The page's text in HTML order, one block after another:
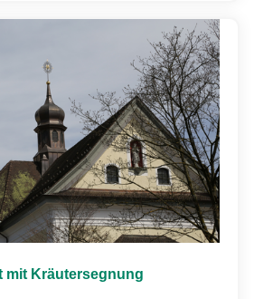
mit Kräutersegnung